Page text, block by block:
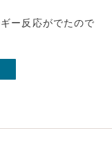
ー反応がでたので